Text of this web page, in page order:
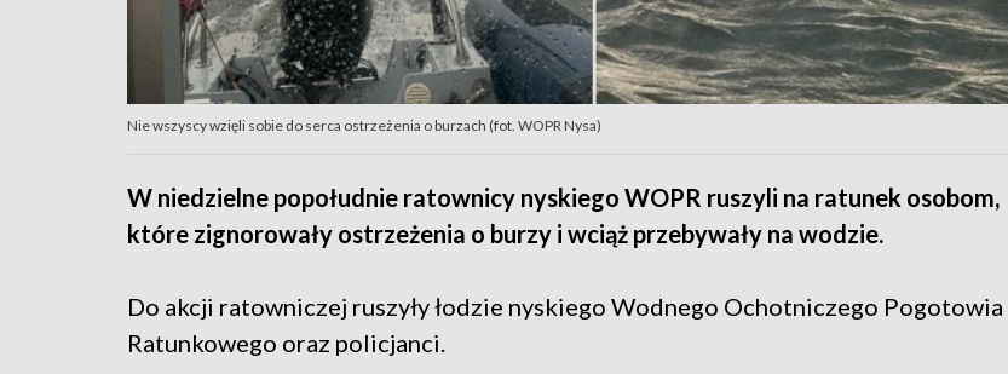
Nie wszyscy wzięli sobie do serca ostrzeżenia o burzach (fot. WOPR Nysa)
W niedzielne popołudnie ratownicy nyskiego WOPR ruszyli na ratunek osobom,
które zignorowały ostrzeżenia o burzy i wciąż przebywały na wodzie.
Do akcji ratowniczej ruszyły łodzie nyskiego Wodnego Ochotniczego Pogotowia
Ratunkowego oraz policjanci.